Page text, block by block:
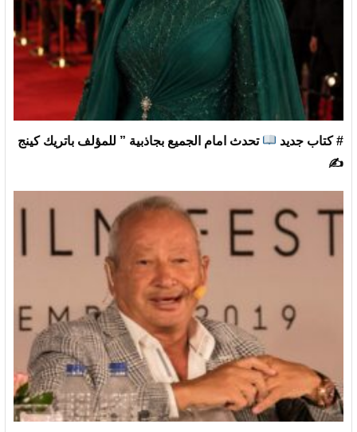
# كتاب جديد
تحدث امام الجميع بجاذبية ” للمؤلف باتريك كينج
✍